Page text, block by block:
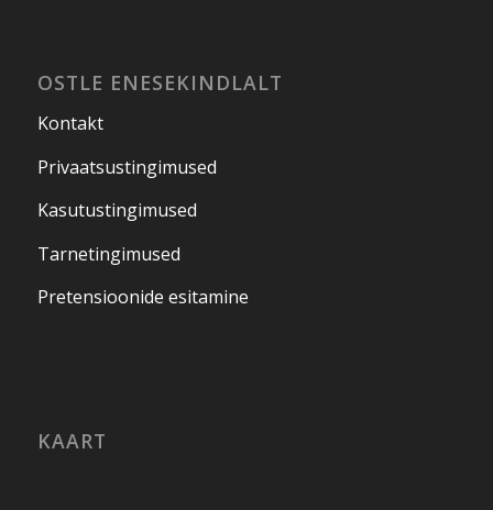
OSTLE ENESEKINDLALT
Kontakt
Privaatsustingimused
Kasutustingimused
Tarnetingimused
Pretensioonide esitamine
KAART